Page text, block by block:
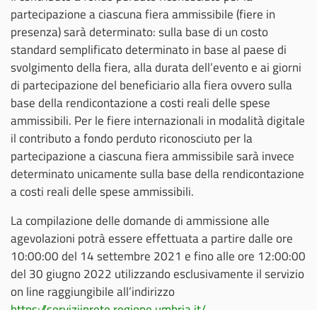
partecipazione a ciascuna fiera ammissibile (fiere in
presenza) sarà determinato: sulla base di un costo
standard semplificato determinato in base al paese di
svolgimento della fiera, alla durata dell’evento e ai giorni
di partecipazione del beneficiario alla fiera ovvero sulla
base della rendicontazione a costi reali delle spese
ammissibili. Per le fiere internazionali in modalità digitale
il contributo a fondo perduto riconosciuto per la
partecipazione a ciascuna fiera ammissibile sarà invece
determinato unicamente sulla base della rendicontazione
a costi reali delle spese ammissibili.
La compilazione delle domande di ammissione alle
agevolazioni potrà essere effettuata a partire dalle ore
10:00:00 del 14 settembre 2021 e fino alle ore 12:00:00
del 30 giugno 2022 utilizzando esclusivamente il servizio
on line raggiungibile all’indirizzo